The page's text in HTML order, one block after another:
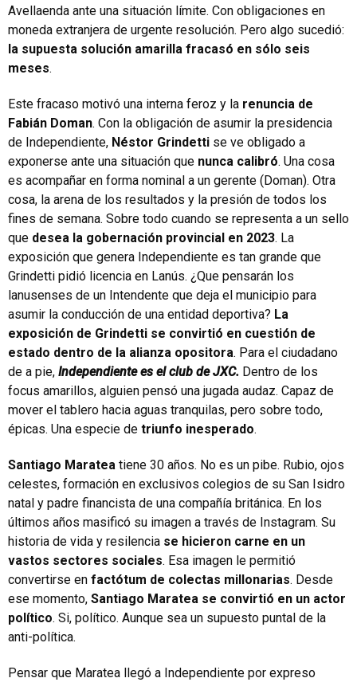
Avellaenda ante una situación límite. Con obligaciones en
moneda extranjera de urgente resolución. Pero algo sucedió:
la supuesta solución amarilla fracasó en sólo seis
meses.
Este fracaso motivó una interna feroz y la renuncia de
Fabián Doman. Con la obligación de asumir la presidencia
de Independiente, Néstor Grindetti se ve obligado a
exponerse ante una situación que nunca calibró. Una cosa
es acompañar en forma nominal a un gerente (Doman). Otra
cosa, la arena de los resultados y la presión de todos los
fines de semana. Sobre todo cuando se representa a un sello
que desea la gobernación provincial en 2023. La
exposición que genera Independiente es tan grande que
Grindetti pidió licencia en Lanús. ¿Que pensarán los
lanusenses de un Intendente que deja el municipio para
asumir la conducción de una entidad deportiva? La
exposición de Grindetti se convirtió en cuestión de
estado dentro de la alianza opositora. Para el ciudadano
de a pie, Independiente es el club de JXC. Dentro de los
focus amarillos, alguien pensó una jugada audaz. Capaz de
mover el tablero hacia aguas tranquilas, pero sobre todo,
épicas. Una especie de triunfo inesperado.
Santiago Maratea tiene 30 años. No es un pibe. Rubio, ojos
celestes, formación en exclusivos colegios de su San Isidro
natal y padre financista de una compañía británica. En los
últimos años masificó su imagen a través de Instagram. Su
historia de vida y resilencia se hicieron carne en un
vastos sectores sociales. Esa imagen le permitió
convertirse en factótum de colectas millonarias. Desde
ese momento, Santiago Maratea se convirtió en un actor
político. Si, político. Aunque sea un supuesto puntal de la
anti-política.
Pensar que Maratea llegó a Independiente por expreso